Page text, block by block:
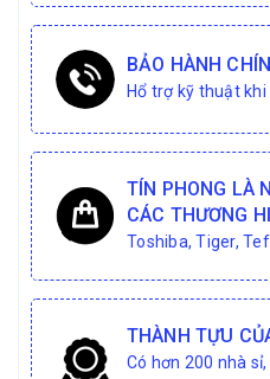
BẢO HÀNH
Hổ trợ kỹ thuật
TÍN PHONG LÀ
CÁC THƯƠNG
Toshiba, Tiger,
THÀNH TỰU
Có hơn 200 nhà